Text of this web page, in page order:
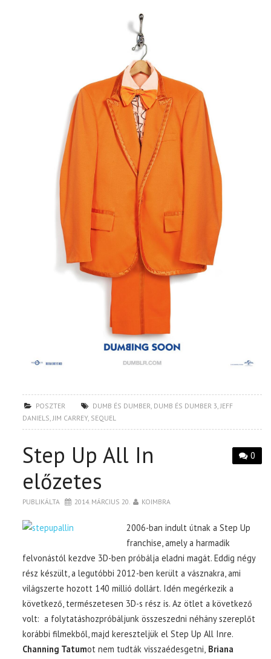
POSZTER DUMB ÉS DUMBER DUMB ÉS DUMBER 3 JEFF
DANIELS JIM CARREY, SEQUEL
0
Step Up All In
előzetes
PUBLIKÁLTA 2014. MÁRCIUS 20. KOIMBRA
2006-ban indult útnak a Step Up
franchise, amely a harmadik
felvonástól kezdve 3D-ben próbálja eladni magát. Eddig négy
rész készült, a legutóbbi 2012-ben került a vásznakra, ami
világszerte hozott 140 millió dollárt. Idén megérkezik a
következő, természetesen 3D-s rész is. Az ötlet a következő
volt: a folytatáshozpróbáljunk összeszedni néhány szereplőt
korábbi filmekből, majd kereszteljük el Step Up All Inre.
Channing Tatumot nem tudták visszaédesgetni, Briana